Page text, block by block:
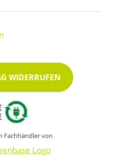
WIDERRUFEN
Fachhändler von